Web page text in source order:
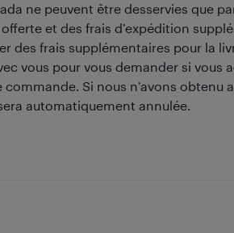
ne peuvent être desservies que
et des frais d’expédition
des frais supplémentaires pour la
vous pour vous demander si vous
Si nous n’avons obtenu
automatiquement annulée.